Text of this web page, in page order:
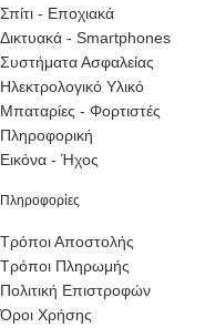
Σπίτι - Εποχιακά
Δικτυακά - Smartphones
Συστήματα Ασφαλείας
Ηλεκτρολογικό Υλικό
Μπαταρίες - Φορτιστές
Πληροφορική
Εικόνα - Ήχος
Πληροφορίες
Τρόποι Αποστολής
Τρόποι Πληρωμής
Πολιτική Επιστροφών
Όροι Χρήσης